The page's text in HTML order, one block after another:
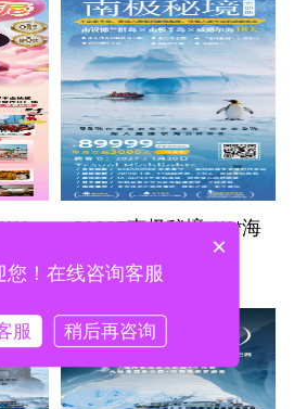
81337南极秘境-****海
18日游
×
您！在线咨询客服
服 稍后再咨询